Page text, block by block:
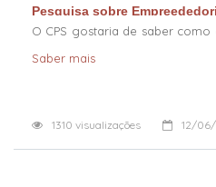
Pesquisa sobre
O CPS gostaria de saber como
Saber mais
1310 visualizações 12/